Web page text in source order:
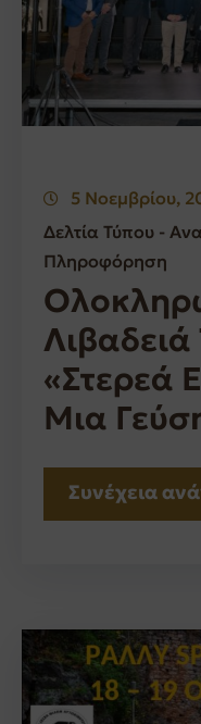
5 Νοεμβρίου,
Δελτία Τύπου -
Πληροφόρηση
«Στερεά
Μια
Συνέχεια